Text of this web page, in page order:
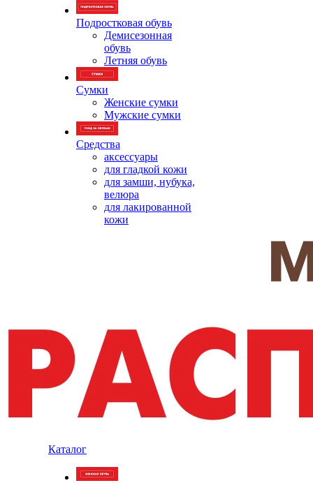
Подростковая обувь
Демисезонная
обувь
Летняя обувь
Сумки
Женские сумки
Мужские сумки
Средства
аксессуары
для гладкой кожи
для замши, нубука,
велюра
для лакированной
кожи
Каталог